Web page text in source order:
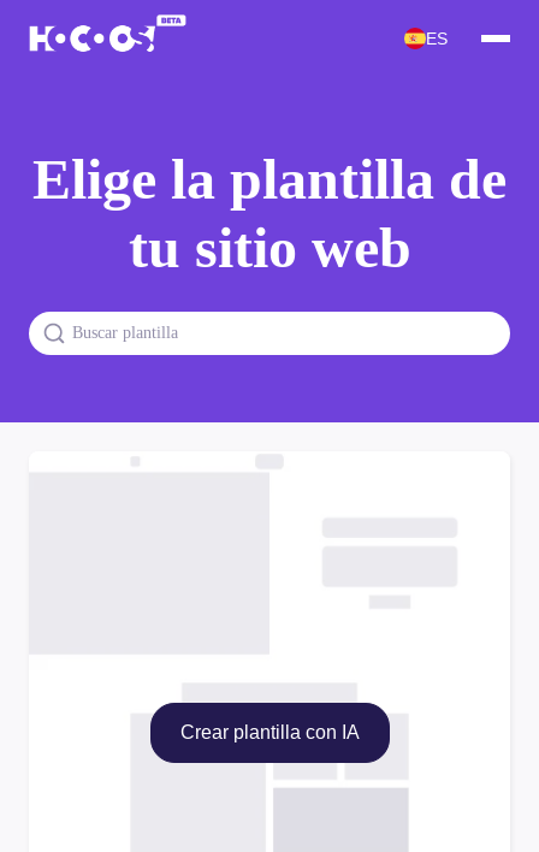
ES
Elige la plantilla de
tu sitio web
Crear plantilla con IA